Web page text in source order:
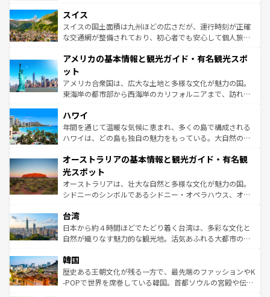
れる地方に足を運ぶとそれぞれで全く異なる文化を体験で
きるだろう。 なお、新着のフランス情報はコンテンツ一覧
を参照してほしい。
は、お酒好きな人にはぜひ体験してほしい。 なお、新着の
ドイツ情報はコンテンツ一覧を参照してほしい。
リアごとに異なる魅力がある。また、優雅なアフタヌーン
ティー、ビール好きにはたまらない英国パブ、サッカー観
戦など、本場だからこそできる体験も豊富。イギリスを旅
ンツ一覧を参照してほしい。
スイス
スイスの国土面積は九州ほどの広さだが、運行時刻が正確
な交通網が整備されており、初心者でも安心して個人旅行
の建物がそのまま残る町や、スイスならではのユニークな
博物館もあり、アルプス観光だけでなく町歩きも満喫する
ことができる。国民の所得が高いため物価も高いが、旅行
者向けの交通パス提供のサービスもあり、うまく活用すれ
着のスイス情報は
アメリカの基本情報と観光ガイド・有名観光スポ
ット
アメリカ合衆国は、広大な土地と多様な文化が魅力の国。
東海岸の都市部から西海岸のカリフォルニアまで、訪れる
のような巨大都市は、観光、ショッピング、エンターテイ
ンメントが詰まった刺激的なスポットだ。一方、アメリカ
西部には大自然が広がり、グランドキャニオンやイエロー
部のニューオーリンズでは、音楽と美食が融合した独特の
文化が魅力。旅行者はアメリカの各地域で異なる魅力を楽
しみながら、その多様性と豊かな歴史を感じることができ
るだろう。車でのロードトリップや列車の旅も、アメリカ
情報は
ハワイ
年間を通じて温暖な気候に恵まれ、多くの島で構成される
ハワイは、どの島も独自の魅力をもっている。大自然の神
ワイ島は見逃せない。また、定番の観光地といえばオアフ
島だが、静かな自然を求めるならマウイ島やカウアイ島が
おすすめ。エメラルドグリーンに輝く海をはじめ、豊かな
文化や歴史が息づいている。「アロハスピリット」と呼ば
人々、おいしいローカルフードやハワイアンミュージッ
ク、伝統的なフラダンスなど、すべてがハワイの魅力を彩
っている。訪れるたびに新しい発見と感動が待っているハ
はコンテンツ一覧
オーストラリアの基本情報と観光ガイド・有名観
光スポット
オーストラリアは、壮大な自然と多様な文化が魅力の国。
シドニーのシンボルであるシドニー・オペラハウス、オー
リアリーフや大陸中央部にそびえるウルル（エアーズロッ
ク）、タスマニアの美しい原生林やケアンズの熱帯雨林な
ど、見どころがたくさん。また、カフェやワイン、オージ
いる。アクティビティも充実しており、サーフィンやダイ
ビング、ハイキングなど、アウトドア好きにはたまらな
い。オーストラリアの多彩な魅力を存分に味わいつくそ
台湾
日本から約４時間ほどでたどり着く台湾は、多彩な文化と
自然が織りなす魅力的な観光地。活気あふれる大都市の台
ン）、静ひつな山岳地帯である台湾東部など、都市の喧騒
と山間の静けさが共存しており、訪れる人に新しい発見と
驚きをもたらしてくれる。また、奥深い台湾の食文化も魅
韓国
歴史ある王朝文化が残る一方で、最先端のファッションやK
-POPで世界を席巻している韓国。首都ソウルの宮殿や伝統